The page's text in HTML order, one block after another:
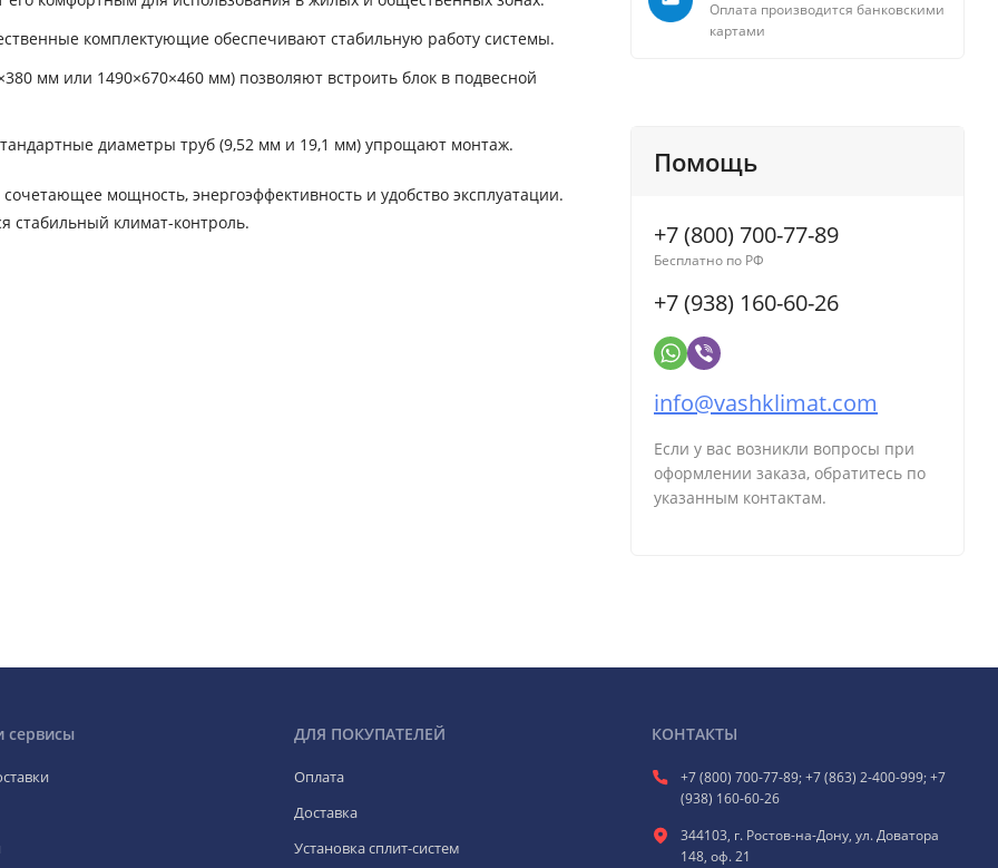
комплектующие обеспечивают стабильную работу системы.
мм или 1490×670×460 мм) позволяют встроить блок в подвесной
диаметры труб (9,52 мм и 19,1 мм) упрощают монтаж.
мощность, энергоэффективность и удобство эксплуатации.
стабильный климат-контроль.
Оплата производится банковскими
картами
Помощь
+7 (800) 700-77-89
Бесплатно по РФ
+7 (938) 160-60-26
info@vashklimat.com
Если у вас возникли вопросы при
оформлении заказа, обратитесь по
указанным контактам.
сервисы ДЛЯ ПОКУПАТЕЛЕЙ
Оплата
Доставка
Установка сплит-систем
КОНТАКТЫ
+7 (800) 700-77-89; +7 (863) 2-400-999; +7
(938) 160-60-26
344103, г. Ростов-на-Дону, ул. Доватора
148, оф. 21